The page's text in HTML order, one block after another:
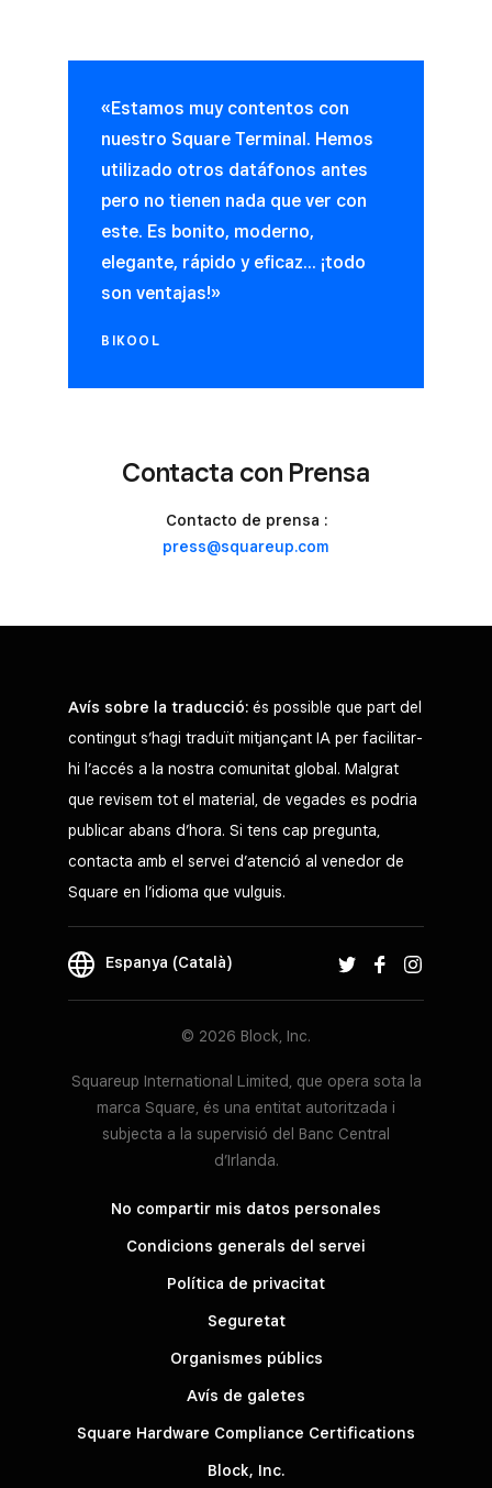
«Estamos muy contentos con
nuestro Square Terminal. Hemos
utilizado otros datáfonos antes
pero no tienen nada que ver con
este. Es bonito, moderno,
elegante, rápido y eficaz... ¡todo
son ventajas!»
BIKOOL
Contacta con Prensa
Contacto de prensa :
press@squareup.com
Avís sobre la traducció: és possible que part del
contingut s’hagi traduït mitjançant IA per facilitar-
hi l’accés a la nostra comunitat global. Malgrat
que revisem tot el material, de vegades es podria
publicar abans d’hora. Si tens cap pregunta,
contacta amb el servei d’atenció al venedor de
Square en l’idioma que vulguis.
Espanya (Català)
© 2026 Block, Inc.
Squareup International Limited, que opera sota la
marca Square, és una entitat autoritzada i
subjecta a la supervisió del Banc Central
d’Irlanda.
No compartir mis datos personales
Condicions generals del servei
Política de privacitat
Seguretat
Organismes públics
Avís de galetes
Square Hardware Compliance Certifications
Block, Inc.